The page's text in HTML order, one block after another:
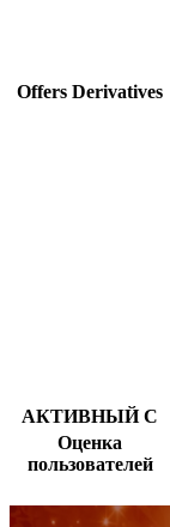
Offers Derivatives
АКТИВНЫЙ С
Оценка
пользователей